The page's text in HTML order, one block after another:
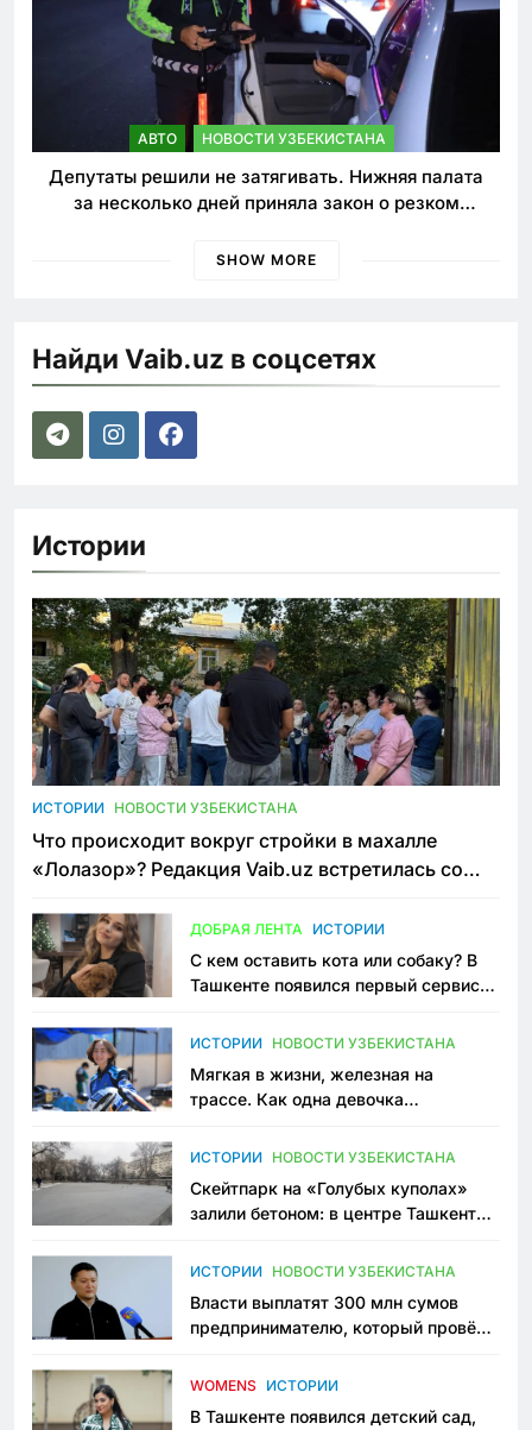
АВТО НОВОСТИ УЗБЕКИСТАНА
Депутаты решили не затягивать. Нижняя палата
за несколько дней приняла закон о резком
SHOW MORE
Найди Vaib.uz в соцсетях
Истории
ИСТОРИИ НОВОСТИ УЗБЕКИСТАНА
Что происходит вокруг стройки в махалле
«Лолазор»? Редакция Vaib.uz встретилась со
ДОБРАЯ ЛЕНТА ИСТОРИИ
С кем оставить кота или собаку? В
Ташкенте появился первый сервис
ИСТОРИИ НОВОСТИ УЗБЕКИСТАНА
Мягкая в жизни, железная на
трассе. Как одна девочка
Узбекистане
ИСТОРИИ НОВОСТИ УЗБЕКИСТАНА
Скейтпарк на «Голубых куполах»
залили бетоном: в центре Ташкента
пространство
ИСТОРИИ НОВОСТИ УЗБЕКИСТАНА
Власти выплатят 300 млн сумов
предпринимателю, который провёл
приговору
WOMENS ИСТОРИИ
В Ташкенте появился детский сад,